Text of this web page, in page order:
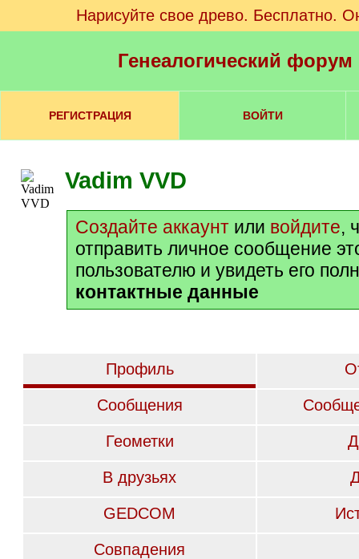
Нарисуйте свое древо. Бесплатно.
Генеалогический
РЕГИСТРАЦИЯ ВОЙТИ
Vadim VVD
Создайте аккаунт или войдите,
отправить личное сообщение
пользователю и увидеть его
контактные данные
Профиль
Сообщения
Геометки
В друзьях
GEDCOM
Совпадения